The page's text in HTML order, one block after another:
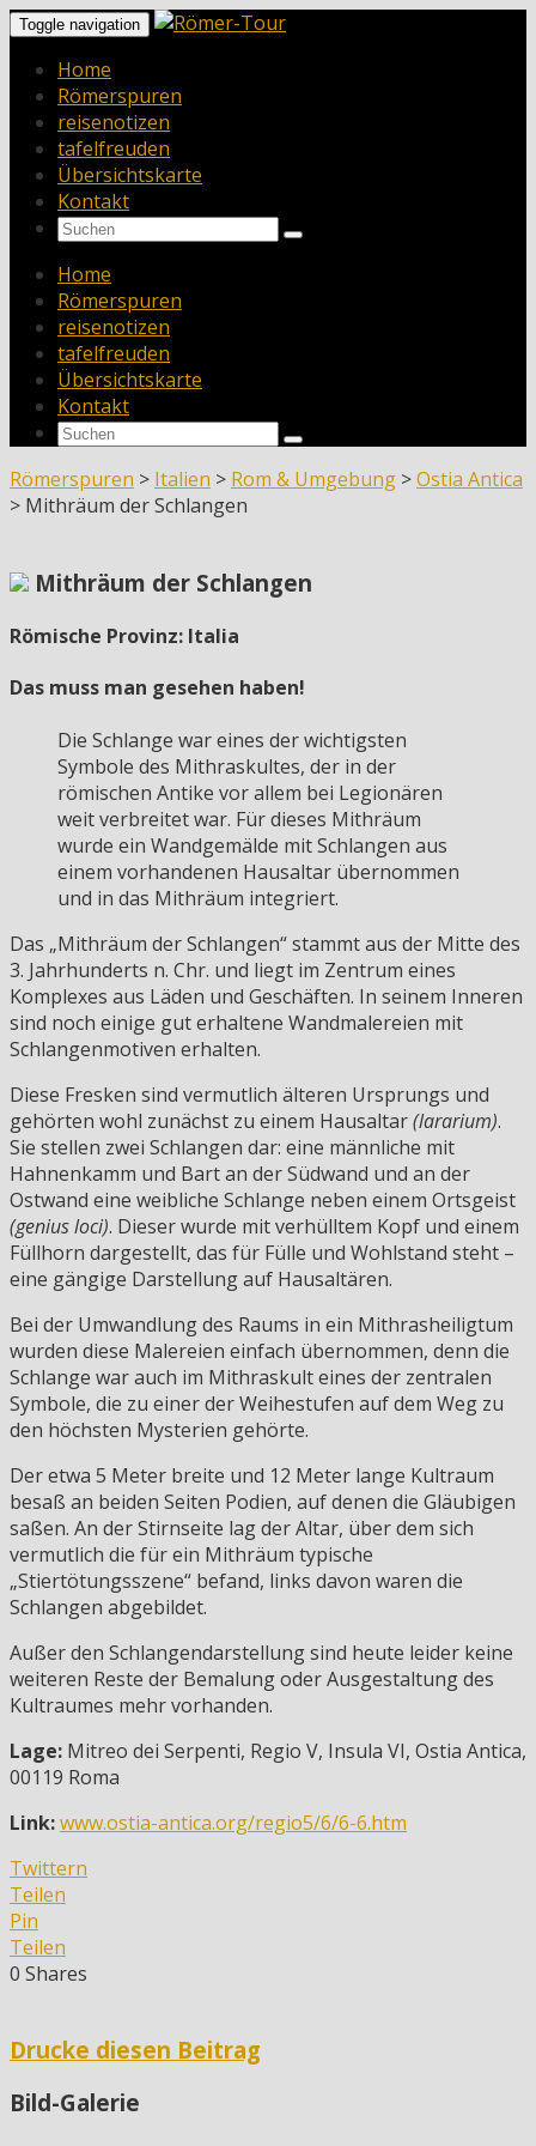
Toggle navigation
Home
Römerspuren
reisenotizen
tafelfreuden
Übersichtskarte
Kontakt
Home
Römerspuren
reisenotizen
tafelfreuden
Übersichtskarte
Kontakt
Römerspuren > Italien > Rom & Umgebung >Ostia Antica
> Mithräum der Schlangen
Mithräum der Schlangen
Römische Provinz: Italia
Das muss man gesehen haben!
Die Schlange war eines der wichtigsten
Symbole des Mithraskultes, der in der
römischen Antike vor allem bei Legionären
weit verbreitet war. Für dieses Mithräum
wurde ein Wandgemälde mit Schlangen aus
einem vorhandenen Hausaltar übernommen
und in das Mithräum integriert.
Das „Mithräum der Schlangen“ stammt aus der Mitte des
3. Jahrhunderts n. Chr. und liegt im Zentrum eines
Komplexes aus Läden und Geschäften. In seinem Inneren
sind noch einige gut erhaltene Wandmalereien mit
Schlangenmotiven erhalten.
Diese Fresken sind vermutlich älteren Ursprungs und
gehörten wohl zunächst zu einem Hausaltar(lararium).
Sie stellen zwei Schlangen dar: eine männliche mit
Hahnenkamm und Bart an der Südwand und an der
Ostwand eine weibliche Schlange neben einem Ortsgeist
(genius loci). Dieser wurde mit verhülltem Kopf und einem
Füllhorn dargestellt, das für Fülle und Wohlstand steht –
eine gängige Darstellung auf Hausaltären.
Bei der Umwandlung des Raums in ein Mithrasheiligtum
wurden diese Malereien einfach übernommen, denn die
Schlange war auch im Mithraskult eines der zentralen
Symbole, die zu einer der Weihestufen auf dem Weg zu
den höchsten Mysterien gehörte.
Der etwa 5 Meter breite und 12 Meter lange Kultraum
besaß an beiden Seiten Podien, auf denen die Gläubigen
saßen. An der Stirnseite lag der Altar, über dem sich
vermutlich die für ein Mithräum typische
„Stiertötungsszene“ befand, links davon waren die
Schlangen abgebildet.
Außer den Schlangendarstellung sind heute leider keine
weiteren Reste der Bemalung oder Ausgestaltung des
Kultraumes mehr vorhanden.
Lage: Mitreo dei Serpenti, Regio V, Insula VI, Ostia Antica,
00119 Roma
Link:www.ostia-antica.org/regio5/6/6-6.htm
Twittern
Teilen
Pin
Teilen
0 Shares
Drucke diesen Beitrag
Bild-Galerie